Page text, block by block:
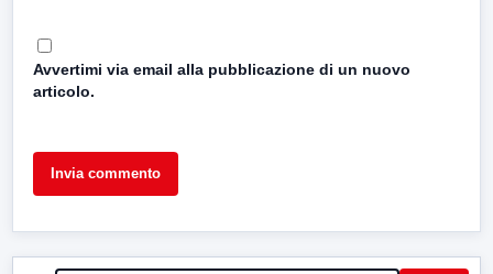
Avvertimi via email alla pubblicazione di un nuovo
articolo.